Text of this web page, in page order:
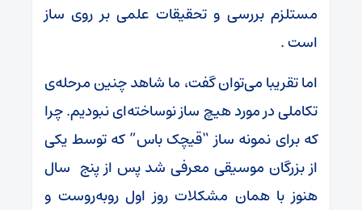
مستلزم بررسی و تحقیقات علمی بر روی ساز
است .
اما تقریبا می‌توان گفت، ما شاهد چنین مرحله‌ی
تکاملی در مورد هیچ ساز نوساخته‌ای نبودیم. چرا
که برای نمونه ساز “قیچک باس” که توسط یکی
از بزرگان موسیقی معرفی شد پس از پنج سال
هنوز با همان مشکلات روز اول روبه‌روست و